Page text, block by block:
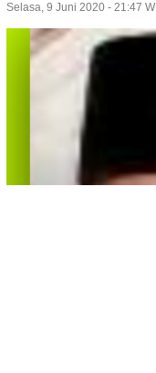
Selasa, 9 Juni 2020 - 21:47